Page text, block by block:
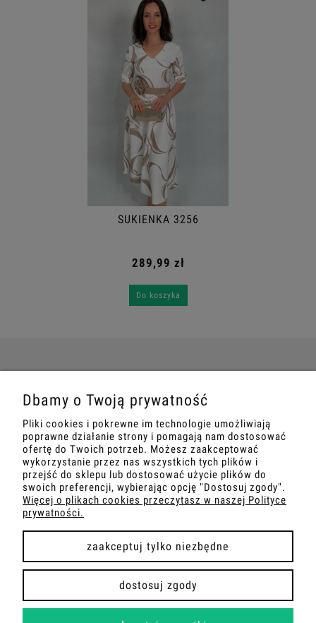
SUKIENKA 3256
289,99 zł
Do koszyka
POMOC
MOJE KONTO
PŁATNOŚCI I DOSTAWA
INFORMACJE
COPYRIGHT 2026 | WDROŻENIE FLASHCOM SP. Z O.O.
Dbamy o Twoją prywatność
Pliki cookies i pokrewne im technologie umożliwiają
poprawne działanie strony i pomagają nam dostosować
ofertę do Twoich potrzeb. Możesz zaakceptować
wykorzystanie przez nas wszystkich tych plików i
przejść do sklepu lub dostosować użycie plików do
swoich preferencji, wybierając opcję "Dostosuj zgody".
Więcej o plikach cookies przeczytasz w naszej Polityce
prywatności.
zaakceptuj tylko niezbędne
dostosuj zgody